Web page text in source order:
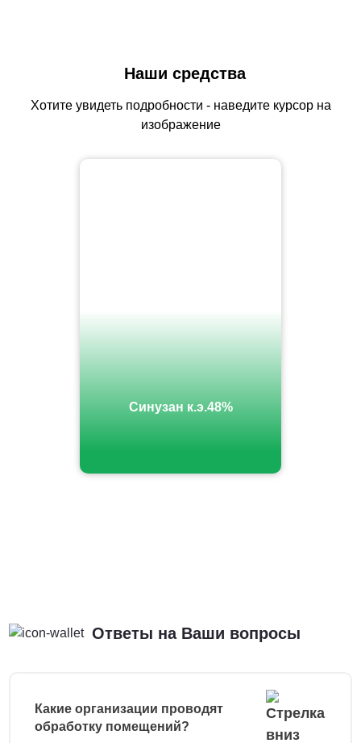
Наши средства
Хотите увидеть подробности - наведите курсор на
изображение
Синузан к.э.48%
Ответы на Ваши вопросы
Какие организации проводят
обработку помещений?